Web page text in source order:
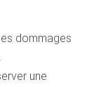
dommages
une